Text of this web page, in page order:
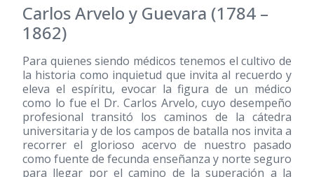
Carlos Arvelo y Guevara (1784 –
1862)
Para quienes siendo médicos tenemos el cultivo de
la historia como inquietud que invita al recuerdo y
eleva el espíritu, evocar la figura de un médico
como lo fue el Dr. Carlos Arvelo, cuyo desempeño
profesional transitó los caminos de la cátedra
universitaria y de los campos de batalla nos invita a
recorrer el glorioso acervo de nuestro pasado
como fuente de fecunda enseñanza y norte seguro
para llegar por el camino de la superación a la